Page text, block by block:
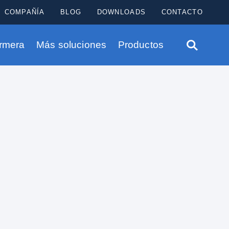
COMPAÑÍA BLOG DOWNLOADS CONTACTO
Más soluciones Productos